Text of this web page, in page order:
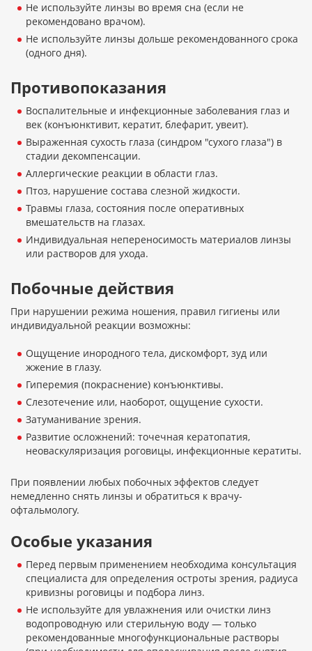
Не используйте линзы во время сна (если не
рекомендовано врачом).
Не используйте линзы дольше рекомендованного срока
(одного дня).
Противопоказания
Воспалительные и инфекционные заболевания глаз и
век (конъюнктивит, кератит, блефарит, увеит).
Выраженная сухость глаза (синдром "сухого глаза") в
стадии декомпенсации.
Аллергические реакции в области глаз.
Птоз, нарушение состава слезной жидкости.
Травмы глаза, состояния после оперативных
вмешательств на глазах.
Индивидуальная непереносимость материалов линзы
или растворов для ухода.
Побочные действия
При нарушении режима ношения, правил гигиены или
индивидуальной реакции возможны:
Ощущение инородного тела, дискомфорт, зуд или
жжение в глазу.
Гиперемия (покраснение) конъюнктивы.
Слезотечение или, наоборот, ощущение сухости.
Затуманивание зрения.
Развитие осложнений: точечная кератопатия,
неоваскуляризация роговицы, инфекционные кератиты.
При появлении любых побочных эффектов следует
немедленно снять линзы и обратиться к врачу-
офтальмологу.
Особые указания
Перед первым применением необходима консультация
специалиста для определения остроты зрения, радиуса
кривизны роговицы и подбора линз.
Не используйте для увлажнения или очистки линз
водопроводную или стерильную воду — только
рекомендованные многофункциональные растворы